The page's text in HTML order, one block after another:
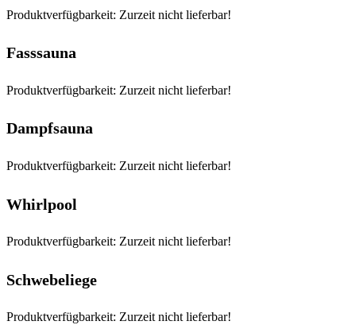
Produktverfügbarkeit: Zurzeit nicht lieferbar!
Fasssauna
Produktverfügbarkeit: Zurzeit nicht lieferbar!
Dampfsauna
Produktverfügbarkeit: Zurzeit nicht lieferbar!
Whirlpool
Produktverfügbarkeit: Zurzeit nicht lieferbar!
Schwebeliege
Produktverfügbarkeit: Zurzeit nicht lieferbar!